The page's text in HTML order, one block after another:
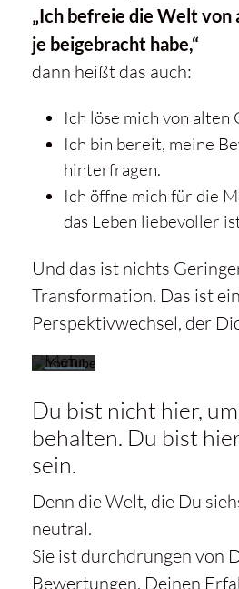
„Ich befreie die Welt von
je beigebracht habe,“
dann heißt das auch:
Ich löse mich von alten
Ich bin bereit, meine
hinterfragen.
Ich öffne mich für die
das Leben liebevoller
Und das ist nichts
Transformation. Das ist ein
Perspektivwechsel, der
Mit
Laden
des
akzeptieren
Datenschutzerklärung
von
YouTube.
Mehr
Video
YouTube
entsperren
Du bist nicht hier,
behalten. Du bist
sein.
Denn die Welt, die Du
neutral.
Sie ist durchdrungen von
Bewertungen. Deinen